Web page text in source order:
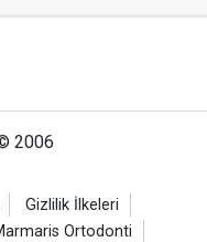
2006
Gizlilik İlkeleri
Ortodonti